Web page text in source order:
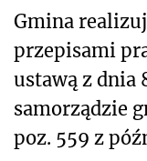
Gmina
przepisami
ustawą z dnia
samorządzie
poz. 559 z